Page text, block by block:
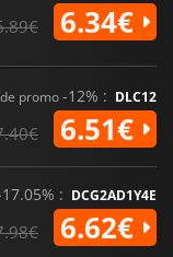
6.34€
promo-12% : DLC12
6.51€
: DCG2AD1Y4E
6.62€